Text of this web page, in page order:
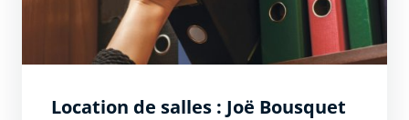
Location de salles : Joë Bousquet